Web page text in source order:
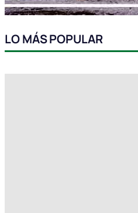
LO MÁS POPULAR